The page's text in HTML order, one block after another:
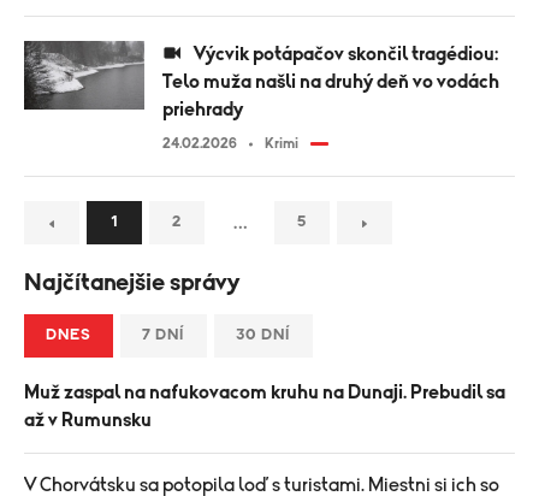
Telo muža našli na druhý deň vo vodách
priehrady
24.02.2026 Krimi
1 2 … 5
Najčítanejšie správy
DNES 7 DNÍ 30 DNÍ
Muž zaspal na nafukovacom kruhu na Dunaji. Prebudil sa
až v Rumunsku
V Chorvátsku sa potopila loď s turistami. Miestni si ich so